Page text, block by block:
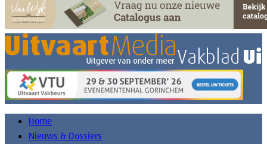
Home
Nieuws & Dossiers